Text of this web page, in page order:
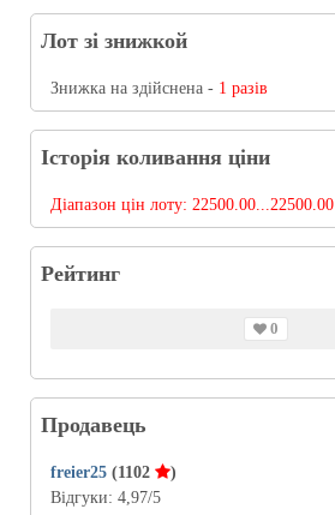
Лот зі знижкой
Знижка на здійснена - 1 разів
Історія коливання ціни
Діапазон цін лоту: 22500.00...22500.00
Рейтинг
0
Продавець
freier25 (1102
)
Відгуки: 4,97/5